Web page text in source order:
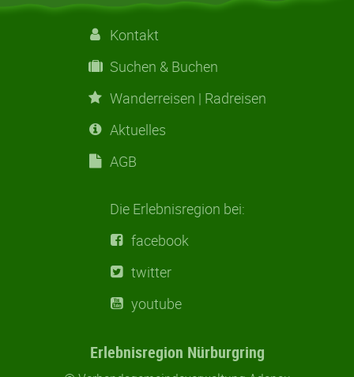
Kontakt
Wanderreisen | Radreisen
Erlebnisregion Nürburgring
Kontakt
Suchen & Buchen
Wanderreisen | Radreisen
Aktuelles
AGB
Die Erlebnisregion bei:
facebook
twitter
youtube